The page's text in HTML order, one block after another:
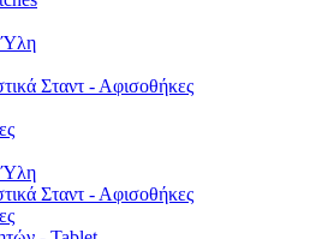
Ύλη
Σταντ - Αφισοθήκες
Ύλη
Σταντ - Αφισοθήκες